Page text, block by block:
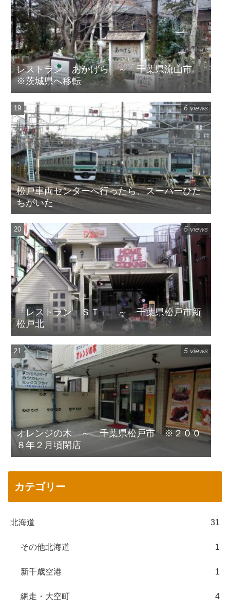
レストラン あかげら ～ 千葉県流山市
※茨城県へ移転
松戸車両センターへ行ったら、スーパーひた
ちがいた
6 views
「レストラン ＳＴ」 ～ 千葉県松戸市新
松戸北
5 views
オレンジの木 ～ 千葉県松戸市 ※２００
８年２月頃閉店
5 views
カテゴリー
北海道 31
その他北海道 1
新千歳空港 1
網走・大空町 4